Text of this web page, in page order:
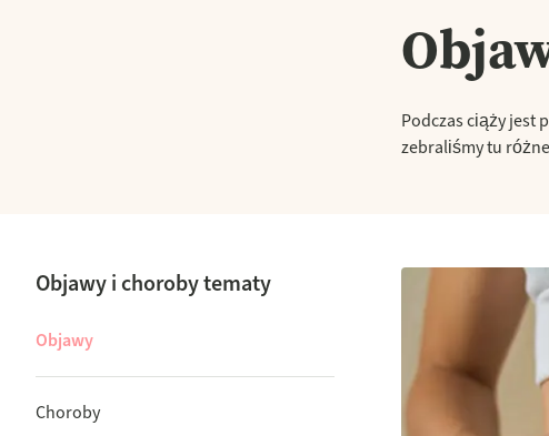
Podczas ciąży jest
zebraliśmy tu
Objawy i choroby tematy
Objawy
Choroby